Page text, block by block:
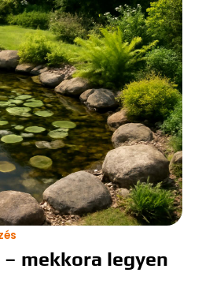
mekkora legyen